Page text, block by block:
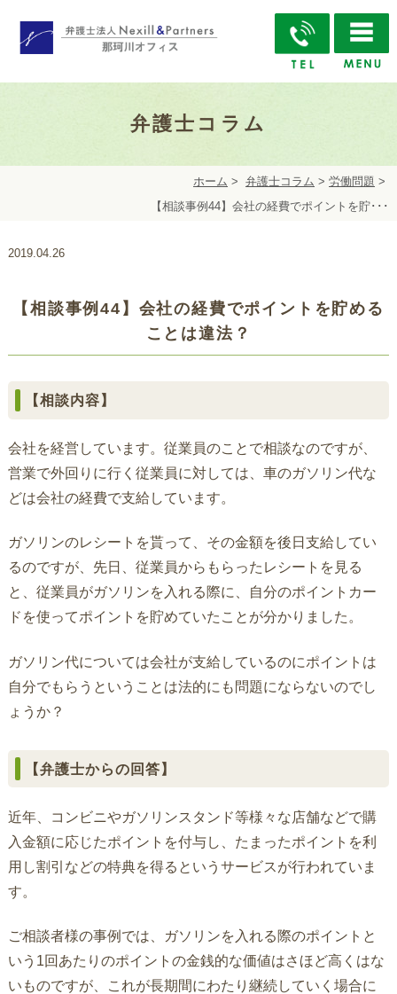
弁護士コラム
ホーム > 弁護士コラム >労働問題 >
【相談事例44】会社の経費でポイントを貯･･･
2019.04.26
【相談事例44】会社の経費でポイントを貯める
ことは違法？
【相談内容】
会社を経営しています。従業員のことで相談なのですが、
営業で外回りに行く従業員に対しては、車のガソリン代な
どは会社の経費で支給しています。
ガソリンのレシートを貰って、その金額を後日支給してい
るのですが、先日、従業員からもらったレシートを見る
と、従業員がガソリンを入れる際に、自分のポイントカー
ドを使ってポイントを貯めていたことが分かりました。
ガソリン代については会社が支給しているのにポイントは
自分でもらうということは法的にも問題にならないのでし
ょうか？
【弁護士からの回答】
近年、コンビニやガソリンスタンド等様々な店舗などで購
入金額に応じたポイントを付与し、たまったポイントを利
用し割引などの特典を得るというサービスが行われていま
す。
ご相談者様の事例では、ガソリンを入れる際のポイントと
いう1回あたりのポイントの金銭的な価値はさほど高くはな
いものですが、これが長期間にわたり継続していく場合に